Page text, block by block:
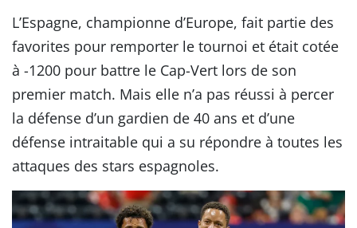
L’Espagne, championne d’Europe, fait partie des
favorites pour remporter le tournoi et était cotée
à -1200 pour battre le Cap-Vert lors de son
premier match. Mais elle n’a pas réussi à percer
la défense d’un gardien de 40 ans et d’une
défense intraitable qui a su répondre à toutes les
attaques des stars espagnoles.